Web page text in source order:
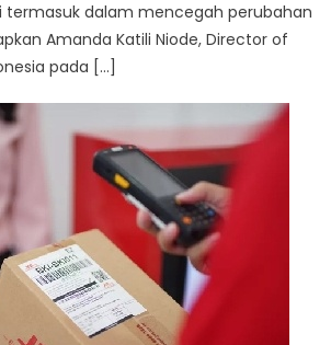
termasuk dalam mencegah perubahan
Amanda Katili Niode, Director of
pada […]